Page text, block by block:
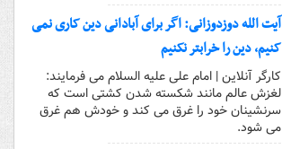
آیت الله دوزدوزانی: اگر برای آبادانی دین کاری نمی
کنیم، دین را خرابتر نکنیم
کارگر آنلاین | امام على علیه السلام می فرمایند:
لغزش عالم مانند شکسته شدن کشتى است که
سرنشینان خود را غرق مى کند و خودش هم غرق
مى شود.